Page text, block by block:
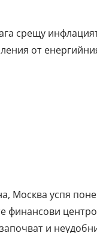
срещу
от
Москва успя поне
финансови
и